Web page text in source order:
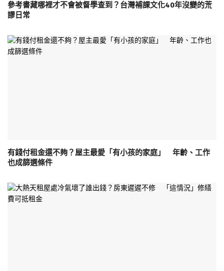
參考書藏哪裡才不會被督學查到？台灣補課文化40年沒變的荒
謬日常
有錢付租金還不夠？屋主最愛「有小孩的家庭」 年齡、工作
也成篩選條件